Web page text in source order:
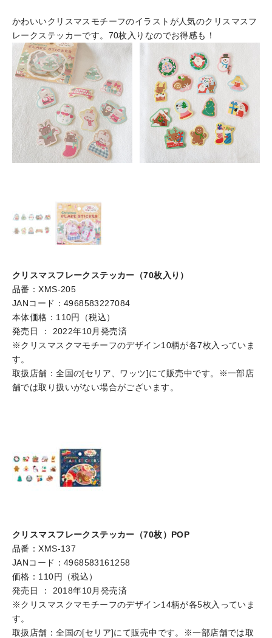
かわいいクリスマスモチーフのイラストが人気のクリスマスフ
レークステッカーです。70枚入りなのでお得感も！
クリスマスフレークステッカー（70枚入り）
品番：XMS-205
JANコード：4968583227084
本体価格：110円（税込）
発売日 ： 2022年10月発売済
※クリスマスクマモチーフのデザイン10柄が各7枚入っていま
す。
取扱店舗：全国の[セリア、ワッツ]にて販売中です。※一部店
舗では取り扱いがない場合がございます。
クリスマスフレークステッカー（70枚）POP
品番：XMS-137
JANコード：4968583161258
価格：110円（税込）
発売日 ： 2018年10月発売済
※クリスマスクマモチーフのデザイン14柄が各5枚入っていま
す。
取扱店舗：全国の[セリア]にて販売中です。※一部店舗では取